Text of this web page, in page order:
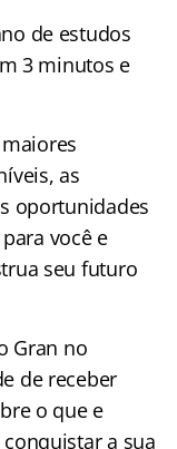
de estudos
3 minutos e
as
oportunidades
você e
seu futuro
Gran no
de receber
o que e
a sua